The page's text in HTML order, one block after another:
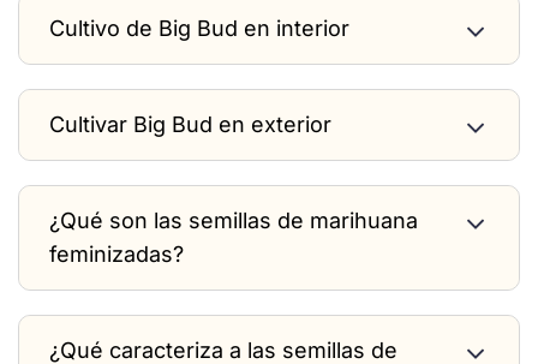
Cultivo de Big Bud en interior
Cultivar Big Bud en exterior
¿Qué son las semillas de marihuana
feminizadas?
¿Qué caracteriza a las semillas de